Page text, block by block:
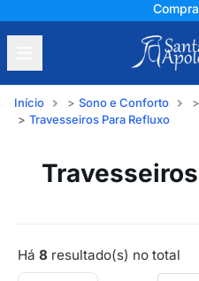
Início Sono e Conforto
Travesseiros Para Refluxo
Há 8 resultado(s) no total